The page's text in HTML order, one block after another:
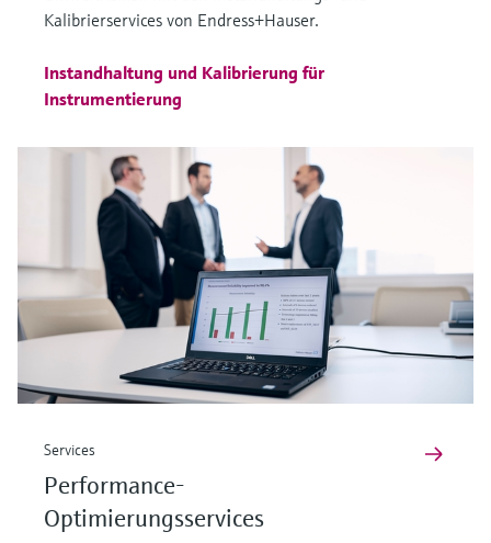
Kalibrierservices von Endress+Hauser.
Instandhaltung und Kalibrierung für
Instrumentierung
Services
Performance-
Optimierungsservices